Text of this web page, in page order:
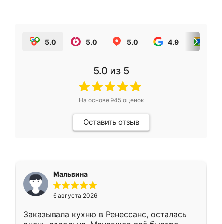
5.0 5.0 5.0 4.9
5.0 из 5
На основе 945оценок
Оставить отзыв
Мальвина
6 августа 2026
Заказывала кухню в Ренессанс, осталась